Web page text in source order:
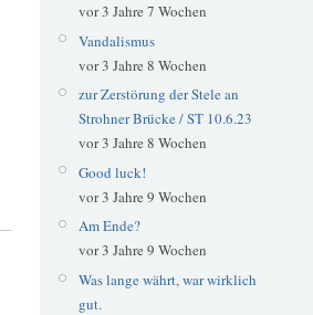
vor 3 Jahre 7 Wochen
Vandalismus
vor 3 Jahre 8 Wochen
zur Zerstörung der Stele an
Strohner Brücke / ST 10.6.23
vor 3 Jahre 8 Wochen
Good luck!
vor 3 Jahre 9 Wochen
Am Ende?
vor 3 Jahre 9 Wochen
Was lange währt, war wirklich
gut.